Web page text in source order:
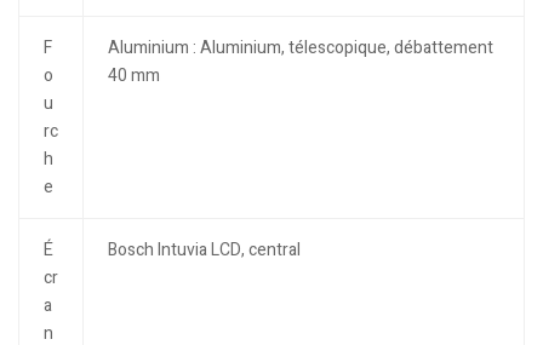
F
o
u
rc
h
e
Aluminium : Aluminium, télescopique, débattement
40 mm
É
cr
a
n
Bosch Intuvia LCD, central